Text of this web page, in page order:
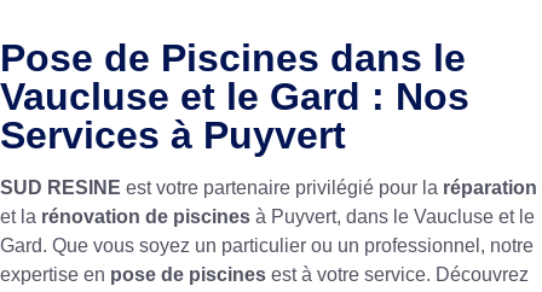
Pose de Piscines dans le
Vaucluse et le Gard : Nos
Services à Puyvert
SUD RESINE est votre partenaire privilégié pour la réparation
et la rénovation de piscines à Puyvert, dans le Vaucluse et le
Gard. Que vous soyez un particulier ou un professionnel, notre
expertise en pose de piscines est à votre service. Découvrez